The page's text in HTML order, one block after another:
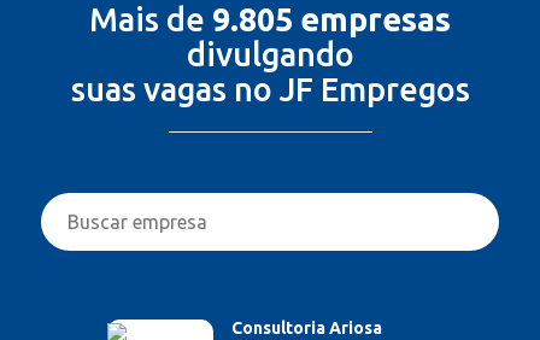
Mais de 9.805 empresas
divulgando
suas vagas no JF Empregos
Consultoria Ariosa